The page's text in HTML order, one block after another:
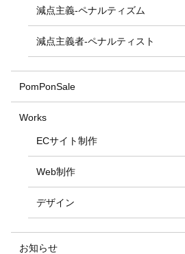
減点主義-ペナルティズム
減点主義者-ペナルティスト
PomPonSale
Works
ECサイト制作
Web制作
デザイン
お知らせ